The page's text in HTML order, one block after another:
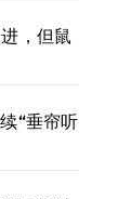
，但鼠
“垂帘听